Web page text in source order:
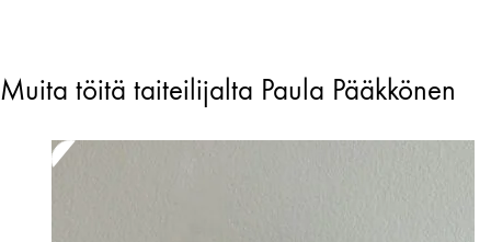
Muita töitä taiteilijalta Paula Pääkkönen